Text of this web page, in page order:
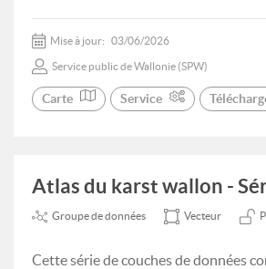
Mise à jour: 03/06/2026
Service public de Wallonie (SPW)
Carte Service
Atlas du karst wallon -
Groupe de données Vecteur
Cette série de couches de données